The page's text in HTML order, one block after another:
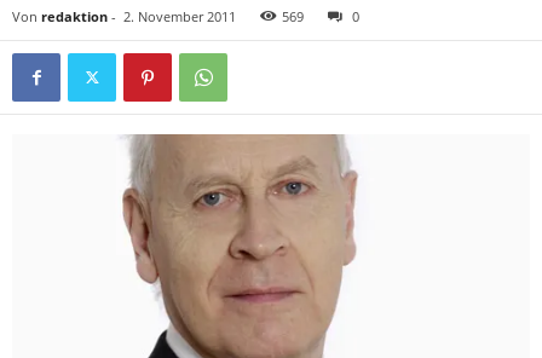
Von redaktion - 2. November 2011 569 0